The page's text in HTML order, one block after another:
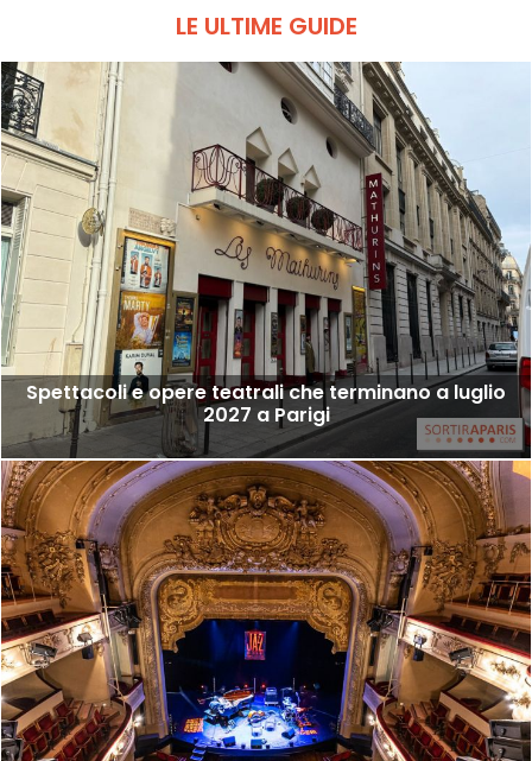
LE ULTIME GUIDE
Spettacoli e opere teatrali che terminano a luglio
2027 a Parigi